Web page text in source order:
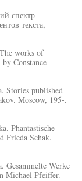
спектр
текста,
works of
Constance
Stories published
Moscow, 195-.
Phantastische
Frieda Schak.
Gesammelte Werke
Michael Pfeiffer.